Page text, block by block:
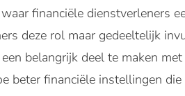
financiële dienstverleners
deze rol maar gedeeltelijk
belangrijk deel te maken
beter financiële instellingen